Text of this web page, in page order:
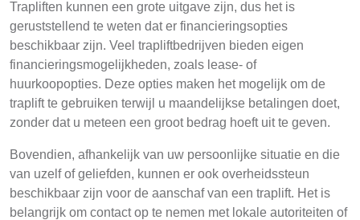
Trapliften kunnen een grote uitgave zijn, dus het is
geruststellend te weten dat er financieringsopties
beschikbaar zijn. Veel trapliftbedrijven bieden eigen
financieringsmogelijkheden, zoals lease- of
huurkoopopties. Deze opties maken het mogelijk om de
traplift te gebruiken terwijl u maandelijkse betalingen doet,
zonder dat u meteen een groot bedrag hoeft uit te geven.
Bovendien, afhankelijk van uw persoonlijke situatie en die
van uzelf of geliefden, kunnen er ook overheidssteun
beschikbaar zijn voor de aanschaf van een traplift. Het is
belangrijk om contact op te nemen met lokale autoriteiten of